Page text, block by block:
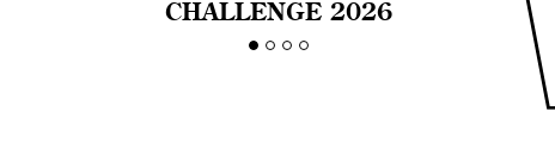
CHALLENGE 2026
CELEBRA LA